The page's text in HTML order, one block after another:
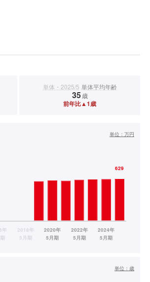
単体・2025/5 単体平均年齢
35 歳
前年比▲1歳
単位： 万円
単位： 歳